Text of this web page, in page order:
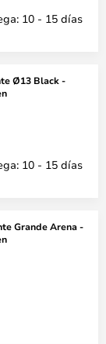
10 - 15 días
Ø13 Black -
10 - 15 días
Grande Arena -